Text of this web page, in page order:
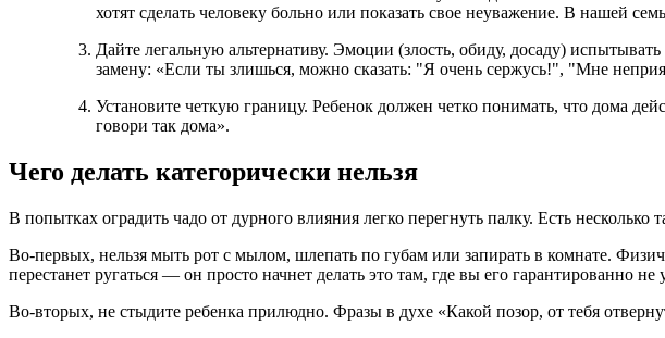
хотят сделать человеку больно или показать свое неуважение. В нашей
Дайте легальную альтернативу. Эмоции (злость, обиду, досаду)
замену: «Если ты злишься, можно сказать: "Я очень сержусь!", "Мне
Установите четкую границу. Ребенок должен четко понимать, что дома
говори так дома».
Чего делать категорически нельзя
В попытках оградить чадо от дурного влияния легко перегнуть палку. Есть
Во-первых, нельзя мыть рот с мылом, шлепать по губам или запирать в комнате.
перестанет ругаться — он просто начнет делать это там, где вы его гарантированно
Во-вторых, не стыдите ребенка прилюдно. Фразы в духе «Какой позор, от тебя